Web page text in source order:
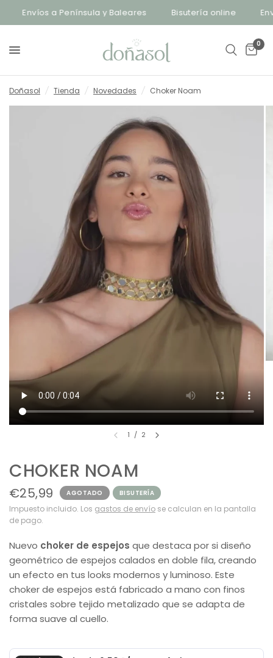
Envíos a Península y Baleares Bisutería online
0
Doñasol / Tienda / Novedades / Choker Noam
1 / 2
CHOKER NOAM
€25,99 AGOTADO BISUTERÍA
Impuesto incluido. Los gastos de envío se calculan en la pantalla
de pago.
Nuevo choker de espejos que destaca por si diseño
geométrico de espejos calados en doble fila, creando
un efecto en tus looks modernos y luminoso. Este
choker de espejos está fabricado a mano con finos
cristales sobre tejido metalizado que se adapta de
forma suave al cuello.